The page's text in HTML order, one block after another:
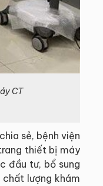
CT
sẻ, bệnh viện
thiết bị máy
đầu tư, bổ sung
lượng khám